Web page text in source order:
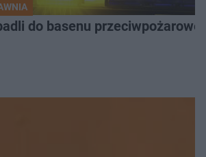
do basenu